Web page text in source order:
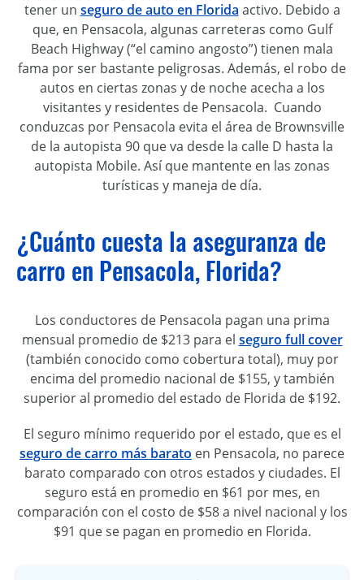
tener un seguro de auto en Florida activo. Debido a
que, en Pensacola, algunas carreteras como Gulf
Beach Highway (“el camino angosto”) tienen mala
fama por ser bastante peligrosas. Además, el robo de
autos en ciertas zonas y de noche acecha a los
visitantes y residentes de Pensacola. Cuando
conduzcas por Pensacola evita el área de Brownsville
de la autopista 90 que va desde la calle D hasta la
autopista Mobile. Así que mantente en las zonas
turísticas y maneja de día.
¿Cuánto cuesta la aseguranza de
carro en Pensacola, Florida?
Los conductores de Pensacola pagan una prima
mensual promedio de $213 para el seguro full cover
(también conocido como cobertura total), muy por
encima del promedio nacional de $155, y también
superior al promedio del estado de Florida de $192.
El seguro mínimo requerido por el estado, que es el
seguro de carro más barato en Pensacola, no parece
barato comparado con otros estados y ciudades. El
seguro está en promedio en $61 por mes, en
comparación con el costo de $58 a nivel nacional y los
$91 que se pagan en promedio en Florida.